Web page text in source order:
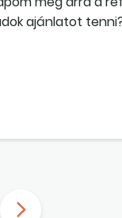
ajánlatot